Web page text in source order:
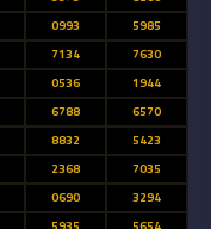
0993
5985
7134
7630
0536
1944
6788
6570
8832
5423
2368
7035
0690
3294